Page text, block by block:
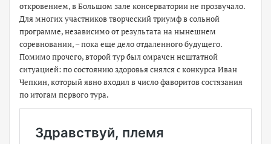
откровением, в Большом зале консерватории не прозвучало.
Для многих участников творческий триумф в сольной
программе, независимо от результата на нынешнем
соревновании, – пока еще дело отдаленного будущего.
Помимо прочего, второй тур был омрачен нештатной
ситуацией: по состоянию здоровья снялся с конкурса Иван
Чепкин, который явно входил в число фаворитов состязания
по итогам первого тура.